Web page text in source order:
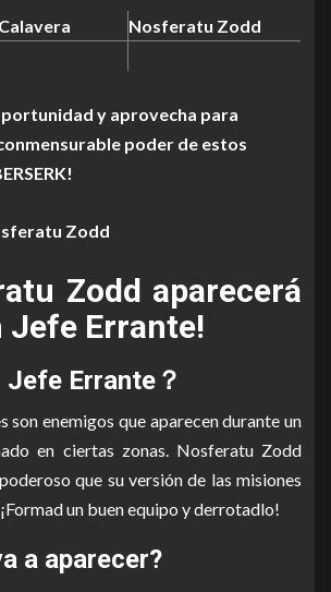
Nosferatu Zodd
y aprovecha para
poder de estos
Zodd
Zodd aparecerá
Jefe Errante!
Jefe Errante？
son enemigos que aparecen durante un
en ciertas zonas. Nosferatu Zodd
que su versión de las misiones
un buen equipo y derrotadlo!
a aparecer?